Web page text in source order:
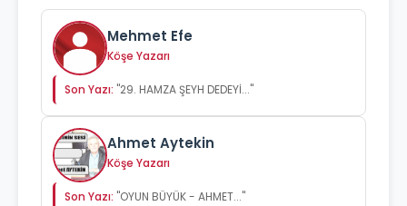
Mehmet Efe
Köşe Yazarı
Son Yazı: "29. HAMZA ŞEYH DEDEYİ..."
Ahmet Aytekin
Köşe Yazarı
Son Yazı: "OYUN BÜYÜK - AHMET..."